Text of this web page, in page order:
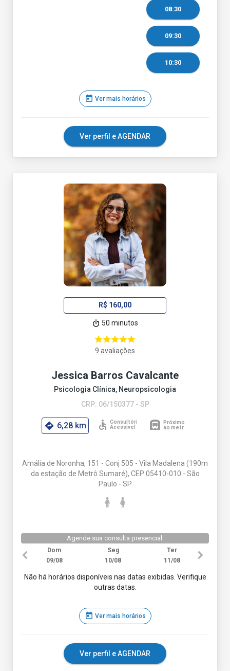
08:30
09:30
10:30
today Ver mais horários
Ver perfil e AGENDAR
R$ 160,00
50 minutos
9 avaliações
Jessica Barros Cavalcante
Psicologia Clínica, Neuropsicologia
CRP: 06/150377 - SP
6,28 km
Amália de Noronha, 151 - Conj 505 - Vila Madalena (190m
da estação de Metrô Sumaré), CEP 05410-010 - São
Paulo - SP
Agende sua consulta presencial:
Dom
09/08
Seg
10/08
Ter
11/08
Não há horários disponíveis nas datas exibidas. Verifique
outras datas.
today Ver mais horários
Ver perfil e AGENDAR